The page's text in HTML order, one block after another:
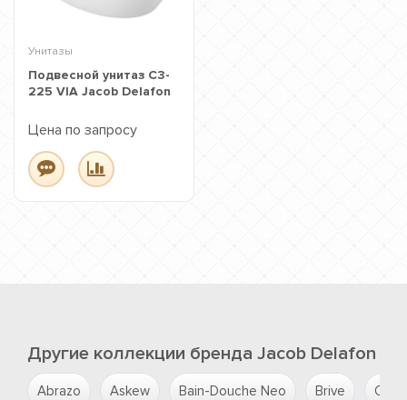
Унитазы
Подвесной унитаз C3-
225 VIA Jacob Delafon
Цена по запросу
Другие коллекции бренда Jacob Delafon
Abrazo Askew Bain-Douche Neo Brive